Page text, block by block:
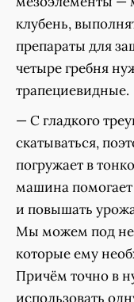
клубень,
препараты для
четыре гребня
трапециевидные.
— С гладкого
скатываться,
погружает в
машина
и повышать
Мы можем под
которые ему
Причём точно в
использовать